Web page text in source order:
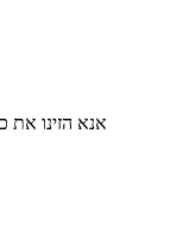
אנא הזינו את